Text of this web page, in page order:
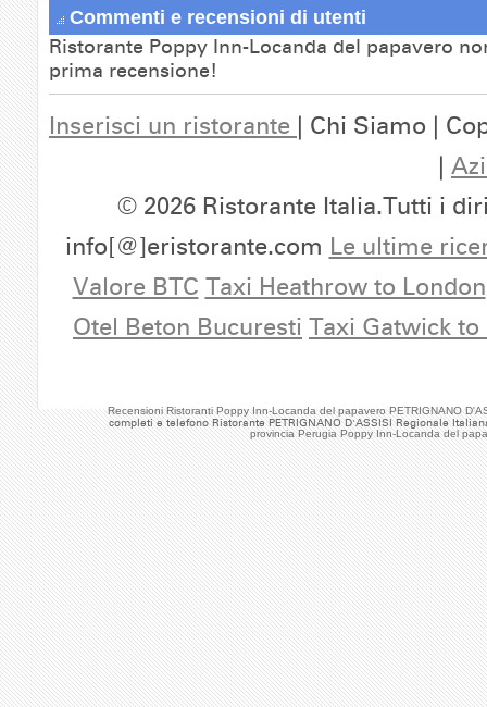
Recensioni Ristoranti Poppy Inn-Locanda del papavero PETRIGNANO
completi e telefono Ristorante PETRIGNANO D'ASSISI Regionale
provincia Perugia Poppy Inn-Locanda del
Commenti e recensioni di utenti
Ristorante Poppy Inn-Locanda del papavero
prima recensione!
Inserisci un ristorante | Chi Siamo |
|
© 2026 Ristorante Italia.Tutti i
info[@]eristorante.com Le ultime
Valore BTC Taxi Heathrow to London
Otel Beton Bucuresti Taxi Gatwick to